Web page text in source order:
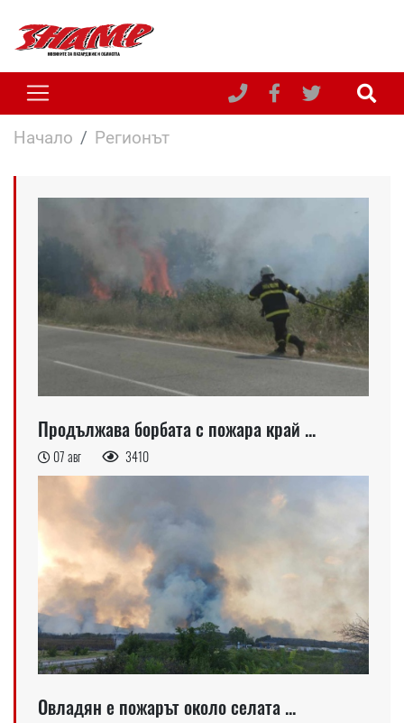
Начало Регионът
Продължава борбата с пожара край ...
07 авг 3410
Овладян е пожарът около селата ...